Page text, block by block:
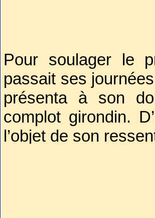
Pour soulager le
passait ses
présenta à son
complot girondin.
l’objet de son
Alors même que
d’un, tout le
provoquée par les